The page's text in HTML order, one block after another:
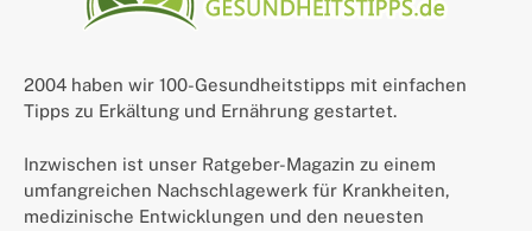
2004 haben wir 100-Gesundheitstipps mit einfachen
Tipps zu Erkältung und Ernährung gestartet.
Inzwischen ist unser Ratgeber-Magazin zu einem
umfangreichen Nachschlagewerk für Krankheiten,
medizinische Entwicklungen und den neuesten